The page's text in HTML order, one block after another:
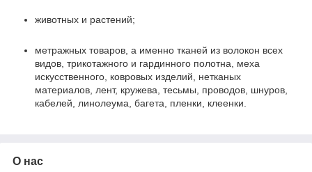
животных и растений;
метражных товаров, а именно тканей из волокон всех
видов, трикотажного и гардинного полотна, меха
искусственного, ковровых изделий, нетканых
материалов, лент, кружева, тесьмы, проводов, шнуров,
кабелей, линолеума, багета, пленки, клеенки.
О нас